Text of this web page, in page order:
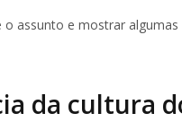
assunto e mostrar
da cultura